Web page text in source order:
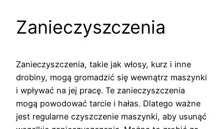
Zanieczyszczenia
Zanieczyszczenia, takie jak włosy, kurz i inne
drobiny, mogą gromadzić się wewnątrz maszynki
i wpływać na jej pracę. Te zanieczyszczenia
mogą powodować tarcie i hałas. Dlatego ważne
jest regularne czyszczenie maszynki, aby usunąć